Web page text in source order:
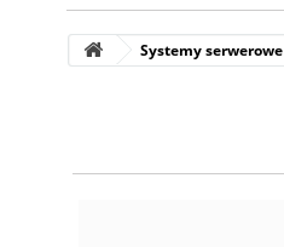
Systemy serwerowe